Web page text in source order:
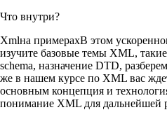
Что внутри?
Xmlна примерахВ этом
изучите базовые темы XML,
schema, назначение DTD,
же в нашем курсе по XML вас
основным концепция и
понимание XML для дальнейшей